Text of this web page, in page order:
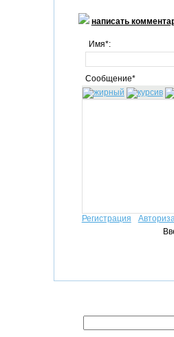
написать
Имя*:
Сообщение*
Регистрация